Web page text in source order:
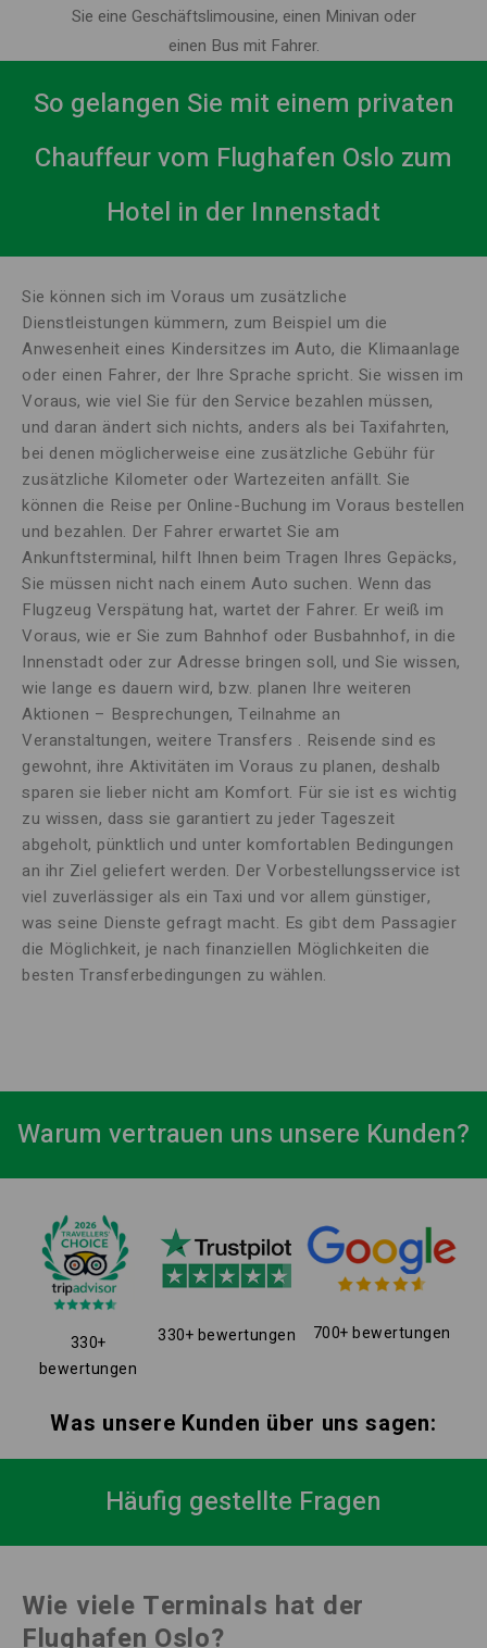
Sie eine Geschäftslimousine, einen Minivan oder
einen Bus mit Fahrer.
So gelangen Sie mit einem privaten
Chauffeur vom Flughafen Oslo zum
Hotel in der Innenstadt
Sie können sich im Voraus um zusätzliche
Dienstleistungen kümmern, zum Beispiel um die
Anwesenheit eines Kindersitzes im Auto, die Klimaanlage
oder einen Fahrer, der Ihre Sprache spricht. Sie wissen im
Voraus, wie viel Sie für den Service bezahlen müssen,
und daran ändert sich nichts, anders als bei Taxifahrten,
bei denen möglicherweise eine zusätzliche Gebühr für
zusätzliche Kilometer oder Wartezeiten anfällt. Sie
können die Reise per Online-Buchung im Voraus bestellen
und bezahlen. Der Fahrer erwartet Sie am
Ankunftsterminal, hilft Ihnen beim Tragen Ihres Gepäcks,
Sie müssen nicht nach einem Auto suchen. Wenn das
Flugzeug Verspätung hat, wartet der Fahrer. Er weiß im
Voraus, wie er Sie zum Bahnhof oder Busbahnhof, in die
Innenstadt oder zur Adresse bringen soll, und Sie wissen,
wie lange es dauern wird, bzw. planen Ihre weiteren
Aktionen – Besprechungen, Teilnahme an
Veranstaltungen, weitere Transfers . Reisende sind es
gewohnt, ihre Aktivitäten im Voraus zu planen, deshalb
sparen sie lieber nicht am Komfort. Für sie ist es wichtig
zu wissen, dass sie garantiert zu jeder Tageszeit
abgeholt, pünktlich und unter komfortablen Bedingungen
an ihr Ziel geliefert werden. Der Vorbestellungsservice ist
viel zuverlässiger als ein Taxi und vor allem günstiger,
was seine Dienste gefragt macht. Es gibt dem Passagier
die Möglichkeit, je nach finanziellen Möglichkeiten die
besten Transferbedingungen zu wählen.
Warum vertrauen uns unsere Kunden?
330+
bewertungen
330+ bewertungen 700+ bewertungen
Was unsere Kunden über uns sagen:
Häufig gestellte Fragen
Wie viele Terminals hat der
Flughafen Oslo?